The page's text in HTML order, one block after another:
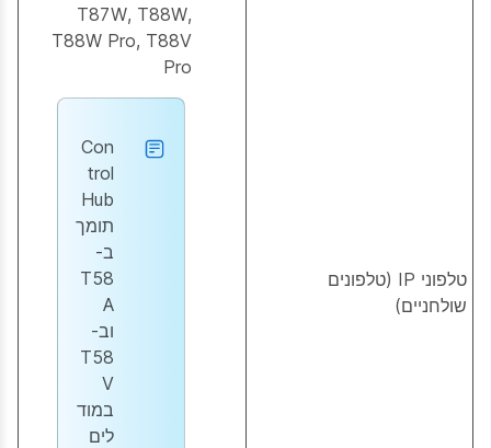
טלפוני IP (טלפונים
שולחניים)
T87W, T88W,
T88W Pro, T88V
Pro
Con
trol
Hub
תומך
ב-
T58
A
וב-
T58
V
במוד
לים